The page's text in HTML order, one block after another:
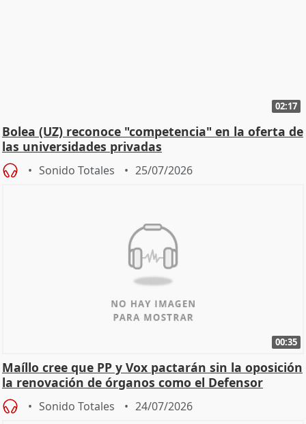
02:17
Bolea (UZ) reconoce "competencia" en la oferta de
las universidades privadas
Sonido Totales 25/07/2026
00:35
Maíllo cree que PP y Vox pactarán sin la oposición
la renovación de órganos como el Defensor
Sonido Totales 24/07/2026